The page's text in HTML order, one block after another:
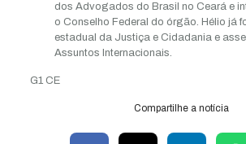
dos Advogados do Brasil no Ceará e
o Conselho Federal do órgão. Hélio já
estadual da Justiça e Cidadania e
Assuntos Internacionais.
G1 CE
Compartilhe a notícia